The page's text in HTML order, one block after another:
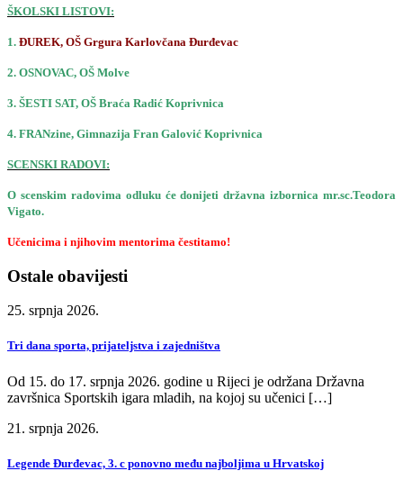
ŠKOLSKI LISTOVI:
1. ĐUREK, OŠ Grgura Karlovčana Đurđevac
2. OSNOVAC, OŠ Molve
3. ŠESTI SAT, OŠ Braća Radić Koprivnica
4. FRANzine, Gimnazija Fran Galović Koprivnica
SCENSKI RADOVI:
O scenskim radovima odluku će donijeti državna izbornica mr.sc.Teodora
Vigato.
Učenicima i njihovim mentorima čestitamo!
Ostale obavijesti
25. srpnja 2026.
Tri dana sporta, prijateljstva i zajedništva
Od 15. do 17. srpnja 2026. godine u Rijeci je održana Državna
završnica Sportskih igara mladih, na kojoj su učenici […]
21. srpnja 2026.
Legende Đurđevac, 3. c ponovno među najboljima u Hrvatskoj